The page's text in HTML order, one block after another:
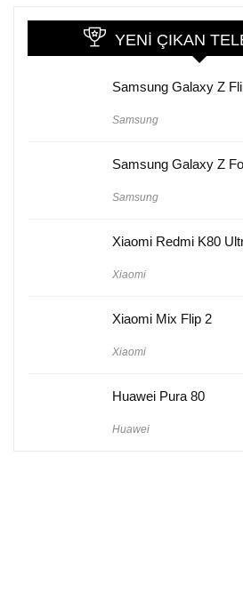
YENI ÇIKAN
Samsung Galaxy Z
Samsung
Samsung Galaxy Z
Samsung
Xiaomi Redmi K80
Xiaomi
Xiaomi Mix Flip 2
Xiaomi
Huawei Pura 80
Huawei